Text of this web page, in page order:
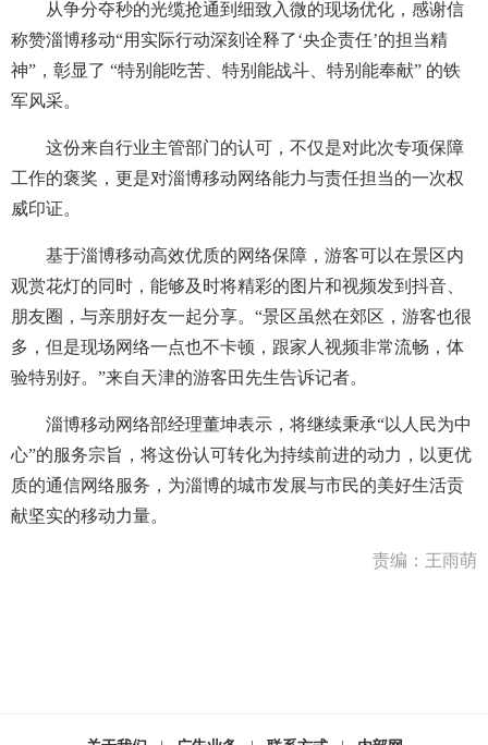
从争分夺秒的光缆抢通到细致入微的现场优化，感谢信
称赞淄博移动“用实际行动深刻诠释了‘央企责任’的担当精
神”，彰显了 “特别能吃苦、特别能战斗、特别能奉献” 的铁
军风采。
这份来自行业主管部门的认可，不仅是对此次专项保障
工作的褒奖，更是对淄博移动网络能力与责任担当的一次权
威印证。
基于淄博移动高效优质的网络保障，游客可以在景区内
观赏花灯的同时，能够及时将精彩的图片和视频发到抖音、
朋友圈，与亲朋好友一起分享。“景区虽然在郊区，游客也很
多，但是现场网络一点也不卡顿，跟家人视频非常流畅，体
验特别好。”来自天津的游客田先生告诉记者。
淄博移动网络部经理董坤表示，将继续秉承“以人民为中
心”的服务宗旨，将这份认可转化为持续前进的动力，以更优
质的通信网络服务，为淄博的城市发展与市民的美好生活贡
献坚实的移动力量。
责编：王雨萌